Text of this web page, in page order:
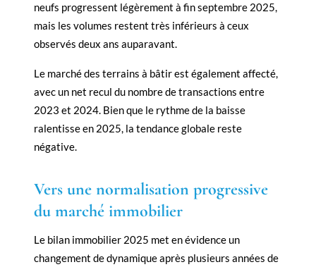
neufs progressent légèrement à fin septembre 2025,
mais les volumes restent très inférieurs à ceux
observés deux ans auparavant.
Le marché des terrains à bâtir est également affecté,
avec un net recul du nombre de transactions entre
2023 et 2024. Bien que le rythme de la baisse
ralentisse en 2025, la tendance globale reste
négative.
Vers une normalisation progressive
du marché immobilier
Le bilan immobilier 2025 met en évidence un
changement de dynamique après plusieurs années de